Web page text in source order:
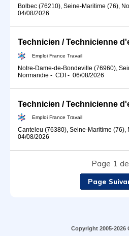
Bolbec (76210), Seine-Maritime (76),
04/08/2026
Emploi France Travail
Notre-Dame-de-Bondeville (76960),
Normandie - CDI - 06/08/2026
Emploi France Travail
Canteleu (76380), Seine-Maritime (76),
04/08/2026
Page 1
Page
Copyright 2005-2026